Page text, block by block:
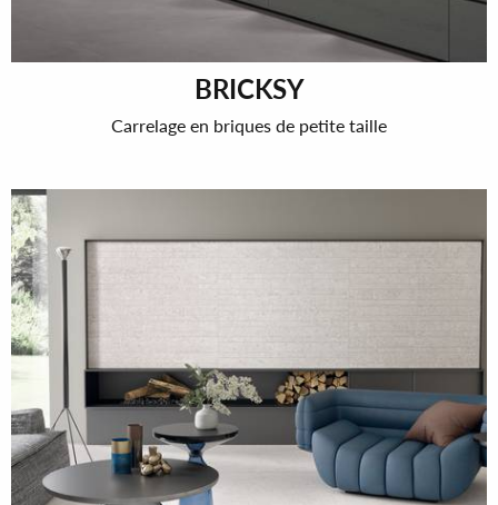
BRICKSY
Carrelage en briques de petite taille